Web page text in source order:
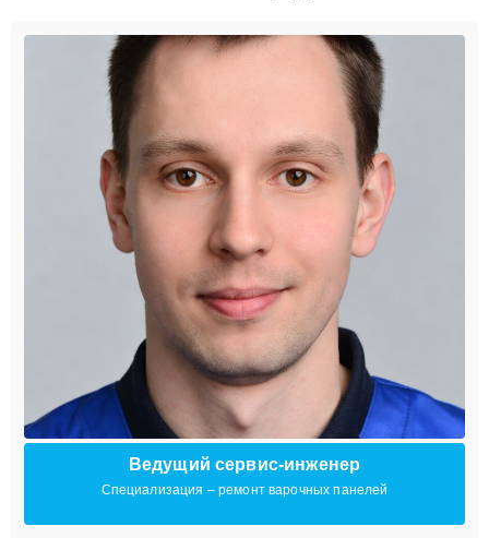
Ведущий сервис-инженер
Специализация – ремонт варочных панелей